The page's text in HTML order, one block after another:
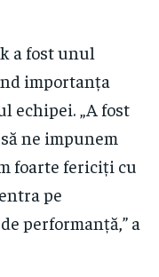
a fost unul
importanța
echipei. „A fost
ne impunem
foarte fericiți cu
pe
performanță,” a